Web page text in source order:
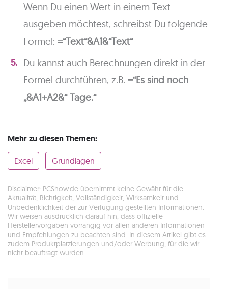
Wenn Du einen Wert in einem Text
ausgeben möchtest, schreibst Du folgende
Formel:=“Text“&A1&“Text“
Du kannst auch Berechnungen direkt in der
Formel durchführen, z.B.=“Es sind noch
„&A1+A2&“ Tage.“
Mehr zu diesen Themen:
Excel Grundlagen
Disclaimer: PCShow.de übernimmt keine Gewähr für die
Aktualität, Richtigkeit, Vollständigkeit, Wirksamkeit und
Unbedenklichkeit der zur Verfügung gestellten Informationen.
Wir weisen ausdrücklich darauf hin, dass offizielle
Herstellervorgaben vorrangig vor allen anderen Informationen
und Empfehlungen zu beachten sind. In diesem Artikel gibt es
zudem Produktplatzierungen und/oder Werbung, für die wir
nicht beauftragt wurden.